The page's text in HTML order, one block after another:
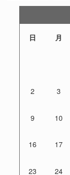
日 月
2 3
9 10
16 17
23 24